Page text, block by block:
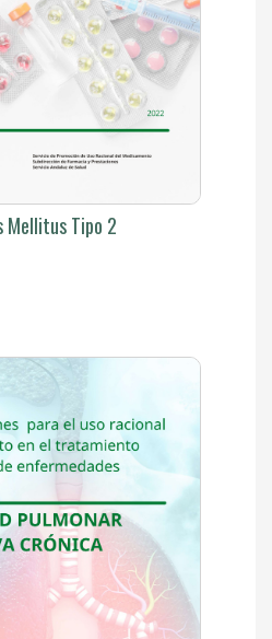
Mellitus Tipo 2